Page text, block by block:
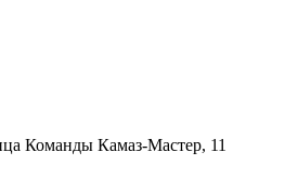
Команды Камаз-Мастер, 11